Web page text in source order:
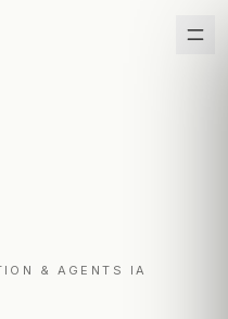
& AGENTS IA